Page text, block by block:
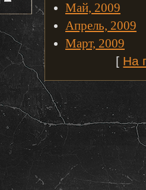
Май, 2009
Апрель, 2009
Март, 2009
[ На